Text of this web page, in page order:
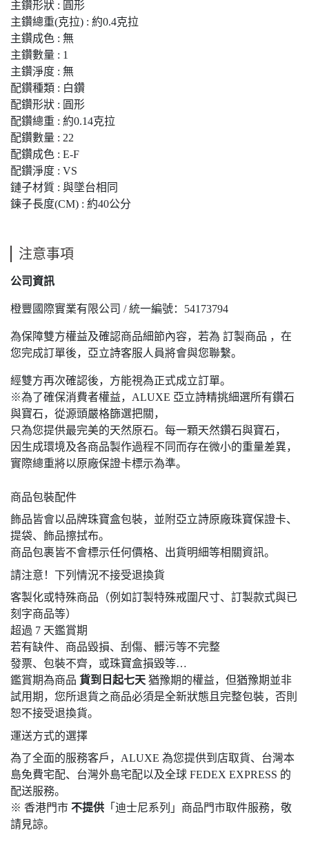
主鑽形狀 : 圓形
主鑽總重(克拉) : 約0.4克拉
主鑽成色 : 無
主鑽數量 : 1
主鑽淨度 : 無
配鑽種類 : 白鑽
配鑽形狀 : 圓形
配鑽總重 : 約0.14克拉
配鑽數量 : 22
配鑽成色 : E-F
配鑽淨度 : VS
鏈子材質 : 與墜台相同
鍊子長度(CM) : 約40公分
注意事項
公司資訊
橙豐國際實業有限公司 / 統一編號：54173794
為保障雙方權益及確認商品細節內容，若為 訂製商品 ，在
您完成訂單後，亞立詩客服人員將會與您聯繫。
經雙方再次確認後，方能視為正式成立訂單。
※為了確保消費者權益，ALUXE 亞立詩精挑細選所有鑽石
與寶石，從源頭嚴格篩選把關，
只為您提供最完美的天然原石。每一顆天然鑽石與寶石，
因生成環境及各商品製作過程不同而存在微小的重量差異，
實際總重將以原廠保證卡標示為準。
商品包裝配件
飾品皆會以品牌珠寶盒包裝，並附亞立詩原廠珠寶保證卡、
提袋、飾品擦拭布。
商品包裹皆不會標示任何價格、出貨明細等相關資訊。
請注意！下列情況不接受退換貨
客製化或特殊商品（例如訂製特殊戒圍尺寸、訂製款式與已
刻字商品等）
超過 7 天鑑賞期
若有缺件、商品毀損、刮傷、髒污等不完整
發票、包裝不齊，或珠寶盒損毀等…
鑑賞期為商品 貨到日起七天 猶豫期的權益，但猶豫期並非
試用期，您所退貨之商品必須是全新狀態且完整包裝，否則
恕不接受退換貨。
運送方式的選擇
為了全面的服務客戶，ALUXE 為您提供到店取貨、台灣本
島免費宅配、台灣外島宅配以及全球 FEDEX EXPRESS 的
配送服務。
※ 香港門市 不提供 「迪士尼系列」商品門市取件服務，敬
請見諒。